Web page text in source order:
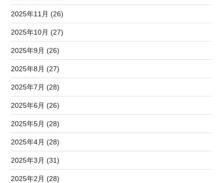
2025年11月 (26)
2025年10月 (27)
2025年9月 (26)
2025年8月 (27)
2025年7月 (28)
2025年6月 (26)
2025年5月 (28)
2025年4月 (28)
2025年3月 (31)
2025年2月 (28)